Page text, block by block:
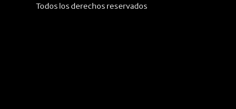
Todos los derechos reservados